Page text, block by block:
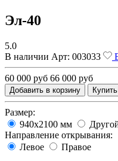
Эл-40
5.0
В наличии Арт: 003033
60 000 руб 66 000 руб
Добавить в корзину
Размер:
940х2100 мм
Направление открывания:
Левое
Правое